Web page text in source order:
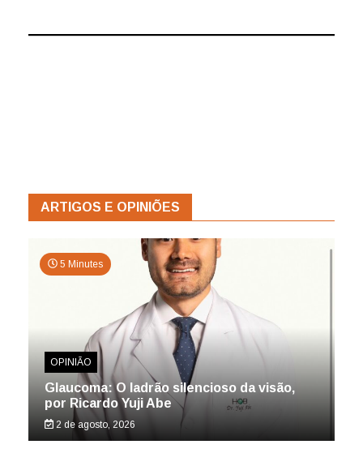
ARTIGOS E OPINIÕES
5 Minutes
OPINIÃO
Glaucoma: O ladrão silencioso da visão,
por Ricardo Yuji Abe
2 de agosto, 2026